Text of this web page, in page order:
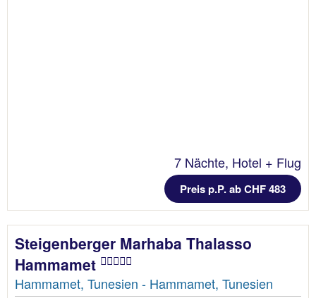
7 Nächte, Hotel + Flug
Preis p.P. ab CHF 483
Steigenberger Marhaba Thalasso
Hammamet
Hammamet, Tunesien - Hammamet, Tunesien